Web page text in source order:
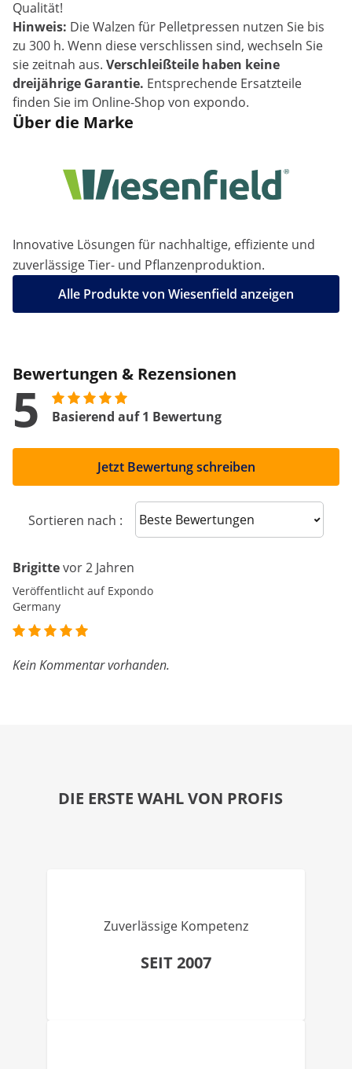
Qualität!
Hinweis: Die Walzen für Pelletpressen nutzen Sie bis
zu 300 h. Wenn diese verschlissen sind, wechseln Sie
sie zeitnah aus. Verschleißteile haben keine
dreijährige Garantie. Entsprechende Ersatzteile
finden Sie im Online-Shop von expondo.
Über die Marke
Innovative Lösungen für nachhaltige, effiziente und
zuverlässige Tier- und Pflanzenproduktion.
Alle Produkte von Wiesenfield anzeigen
Bewertungen & Rezensionen
5 Basierend auf 1 Bewertung
Jetzt Bewertung schreiben
Sortieren nach : Sort reviews
Brigittevor 2 Jahren
Veröffentlicht auf Expondo
Germany
Kein Kommentar vorhanden.
DIE ERSTE WAHL VON PROFIS
Zuverlässige Kompetenz
SEIT 2007